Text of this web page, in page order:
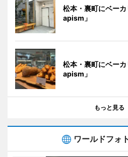
松本・裏町にベー
apism」
松本・裏町にベー
apism」
もっと見る
ワールドフォ